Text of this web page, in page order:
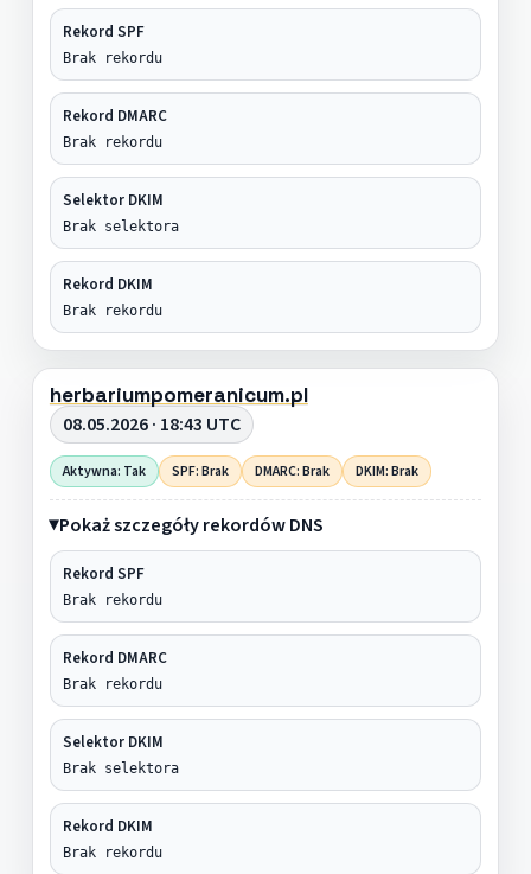
Rekord SPF
Brak rekordu
Rekord DMARC
Brak rekordu
Selektor DKIM
Brak selektora
Rekord DKIM
Brak rekordu
herbariumpomeranicum.pl
08.05.2026 · 18:43 UTC
Aktywna: Tak SPF: Brak DMARC: Brak DKIM: Brak
Pokaż szczegóły rekordów DNS
Rekord SPF
Brak rekordu
Rekord DMARC
Brak rekordu
Selektor DKIM
Brak selektora
Rekord DKIM
Brak rekordu